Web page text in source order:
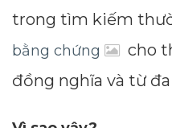
trong tìm kiếm
bằng chứng
cho
đồng nghĩa và từ